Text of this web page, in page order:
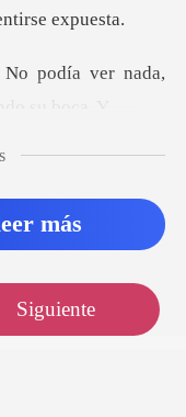
o podía ver nada,
más
Siguiente